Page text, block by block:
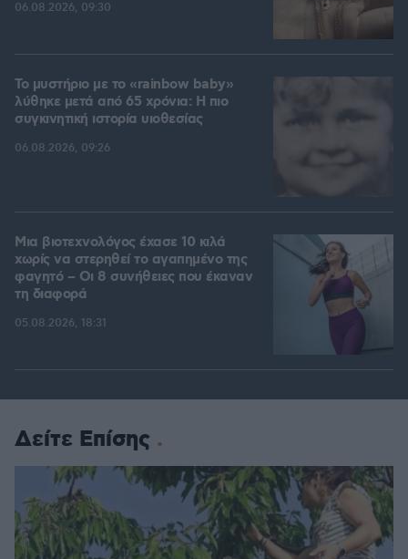
06.08.2026, 09:30
Το μυστήριο με το «rainbow baby»
λύθηκε μετά από 65 χρόνια: Η πιο
συγκινητική ιστορία υιοθεσίας
06.08.2026, 09:26
Μια βιοτεχνολόγος έχασε 10 κιλά
χωρίς να στερηθεί το αγαπημένο της
φαγητό – Οι 8 συνήθειες που έκαναν
τη διαφορά
05.08.2026, 18:31
Δείτε Επίσης